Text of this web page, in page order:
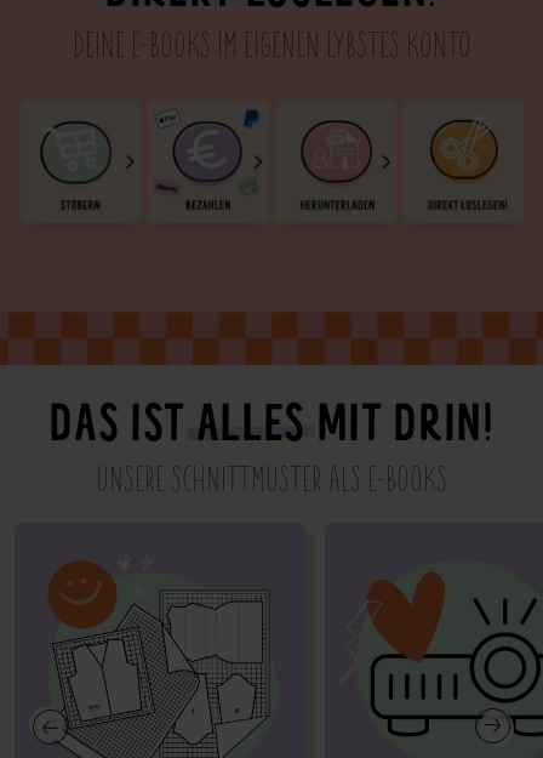
DEINE E-BOOKS IM EIGENEN LYBSTES KONTO
DAS IST ALLES MIT DRIN!
UNSERE SCHNITTMUSTER ALS E-BOOKS